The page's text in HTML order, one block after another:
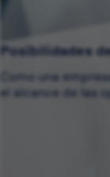
Posibilidades
Como una
el alcance de las